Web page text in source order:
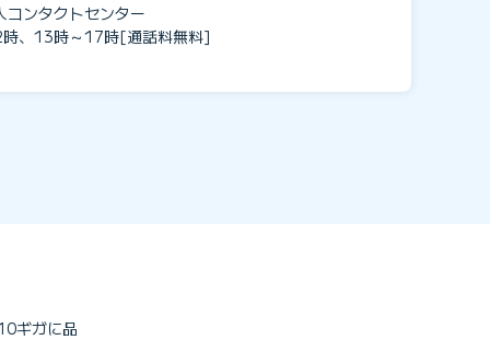
コンタクトセンター
、13時～17時[通話料無料]
ギガに品